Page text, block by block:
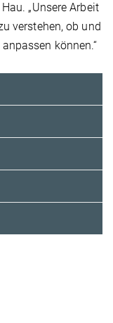
„Unsere Arbeit
verstehen, ob und
können.“